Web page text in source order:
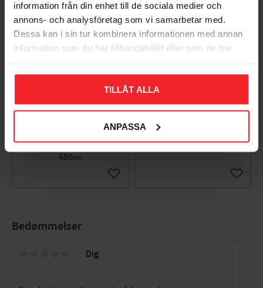
information från din enhet till de sociala medier och
annons- och analysföretag som vi samarbetar med.
Dessa kan i sin tur kombinera informationen med annan
information som du har tillhandahållit eller som de har
TILLÅT ALLA
ANPASSA
Bedømmelser
Dig
Paris Big Væglampe
46W, E27, Sort, Norlys
5705157312123
680DKK
Gem som favorit
VÄGGARMATUR VIT
PARIS IP43
535
Gem